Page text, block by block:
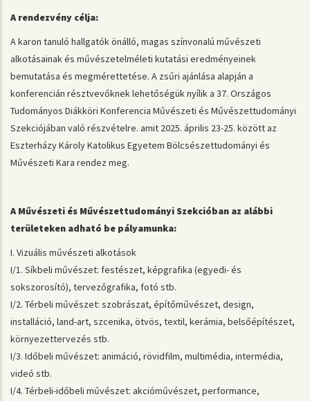
A rendezvény célja:
A karon tanuló hallgatók önálló, magas színvonalú művészeti
alkotásainak és művészetelméleti kutatási eredményeinek
bemutatása és megmérettetése. A zsűri ajánlása alapján a
konferencián résztvevőknek lehetőségük nyílik a 37. Országos
Tudományos Diákköri Konferencia Művészeti és Művészettudományi
Szekciójában való részvételre. amit 2025. április 23-25. között az
Eszterházy Károly Katolikus Egyetem Bölcsészettudományi és
Művészeti Kara rendez meg.
A Művészeti és Művészettudományi Szekcióban az alábbi
területeken adható be pályamunka:
I. Vizuális művészeti alkotások
I/1. Síkbeli művészet: festészet, képgrafika (egyedi- és
sokszorosító), tervezőgrafika, fotó stb.
I/2. Térbeli művészet: szobrászat, építőművészet, design,
installáció, land-art, szcenika, ötvös, textil, kerámia, belsőépítészet,
környezettervezés stb.
I/3. Időbeli művészet: animáció, rövidfilm, multimédia, intermédia,
videó stb.
I/4. Térbeli-időbeli művészet: akcióművészet, performance,